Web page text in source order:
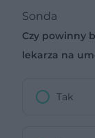
Sonda
Czy powinny
lekarza na
Tak